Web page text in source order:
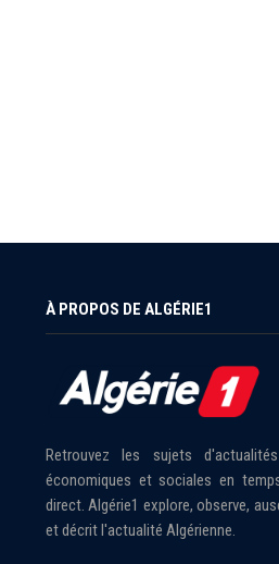
À PROPOS DE ALGÉRIE1
Retrouvez les sujets
économiques et sociales en
direct. Algérie1 explore, observe,
et décrit l'actualité Algérienne.